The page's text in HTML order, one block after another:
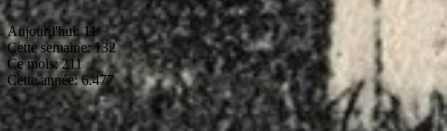
Aujourd'hui: 11
Cette semaine: 132
Ce mois: 211
Cette année: 6.477